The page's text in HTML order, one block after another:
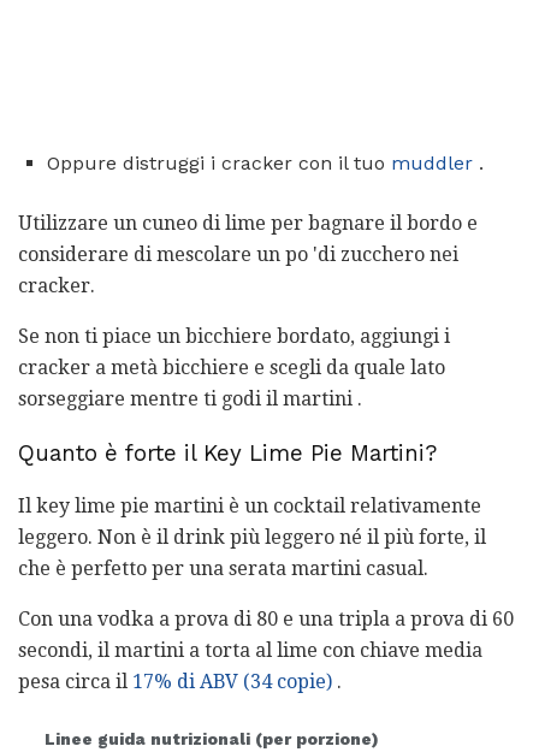
Oppure distruggi i cracker con il tuo muddler .
Utilizzare un cuneo di lime per bagnare il bordo e
considerare di mescolare un po 'di zucchero nei
cracker.
Se non ti piace un bicchiere bordato, aggiungi i
cracker a metà bicchiere e scegli da quale lato
sorseggiare mentre ti godi il martini .
Quanto è forte il Key Lime Pie Martini?
Il key lime pie martini è un cocktail relativamente
leggero. Non è il drink più leggero né il più forte, il
che è perfetto per una serata martini casual.
Con una vodka a prova di 80 e una tripla a prova di 60
secondi, il martini a torta al lime con chiave media
pesa circa il 17% di ABV (34 copie) .
Linee guida nutrizionali (per porzione)